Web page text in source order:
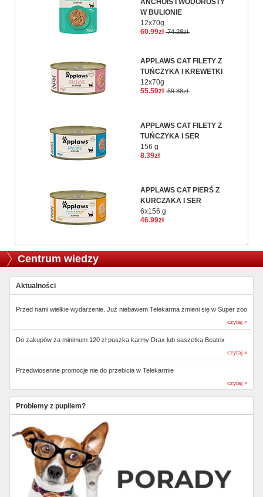
ANCHOIS I WODOROSTY
W BULIONIE
12x70g
60.99zł 74.28zł
APPLAWS CAT FILETY Z
TUŃCZYKA I KREWETKI
12x70g
55.59zł 59.88zł
APPLAWS CAT FILETY Z
TUŃCZYKA I SER
156 g
8.39zł
APPLAWS CAT PIERŚ Z
KURCZAKA I SER
6x156 g
46.99zł
Centrum wiedzy
Aktualności
Przed nami wielkie wydarzenie. Już niebawem Telekarma zmieni się w Super zoo
czytaj »
Do zakupów za minimum 120 zł puszka karmy Drax lub saszetka Beatrix
czytaj »
Przedwiosenne promocje nie do przebicia w Telekarmie
czytaj »
Problemy z pupilem?